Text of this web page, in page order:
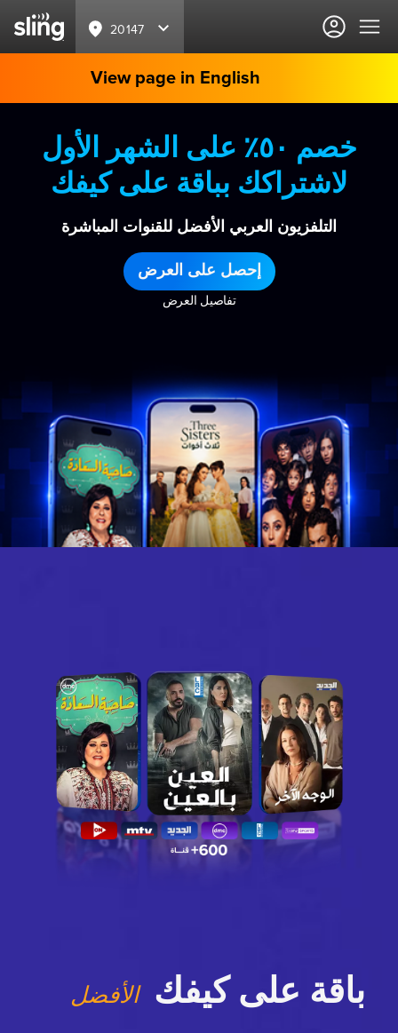
20147
View page in English
خصم ٥٠٪ على الشهر الأول
لاشتراكك بباقة على كيفك
التلفزيون العربي الأفضل للقنوات المباشرة
إحصل على العرض
تفاصيل العرض
باقة على كيفك الأفضل